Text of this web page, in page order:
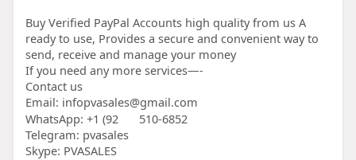
Buy Verified PayPal Accounts high quality from us A
ready to use, Provides a secure and convenient way to
send, receive and manage your money
If you need any more services—-
Contact us
Email: infopvasales@gmail.com
WhatsApp: +1 (92
510-6852
Telegram: pvasales
Skype: PVASALES